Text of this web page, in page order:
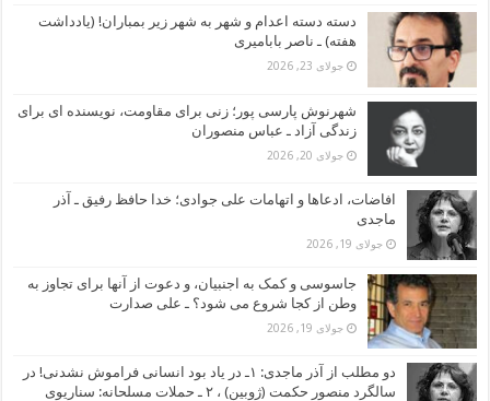
دسته دسته اعدام و شهر به شهر زیر بمباران! (یادداشت
هفته) ـ ناصر بابامیری
جولای 23, 2026
شهرنوش پارسی پور؛ زنی برای مقاومت، نویسنده ای برای
زندگی آزاد ـ عباس منصوران
جولای 20, 2026
افاضات، ادعاها و اتهامات علی جوادی؛ خدا حافظ رفیق ـ آذر
ماجدی
جولای 19, 2026
جاسوسی و کمک به اجنبیان، و دعوت از آنها برای تجاوز به
وطن از کجا شروع می شود؟ ـ علی صدارت
جولای 19, 2026
دو مطلب از آذر ماجدی: ۱ـ در یاد بود انسانی فراموش نشدنی! در
سالگرد منصور حکمت (ژوبین) ، ۲ ـ حملات مسلحانه: سناریوی